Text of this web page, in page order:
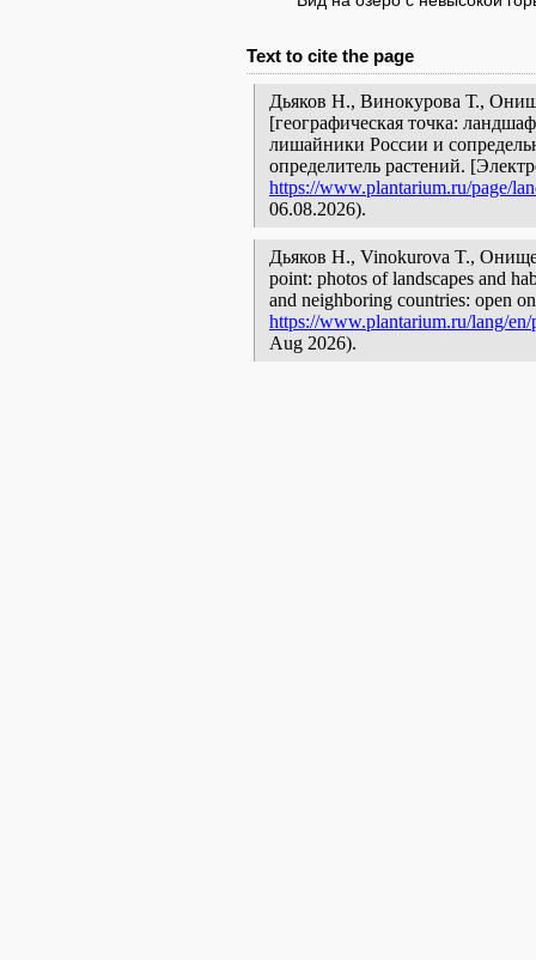
Text to cite the page
Дьяков Н., Винокурова Т.,
[географическая точка:
лишайники России и
определитель растений.
https://www.plantarium.ru/page/
06.08.2026).
Дьяков Н., Vinokurova T.,
point: photos of landscapes and
and neighboring countries: open
https://www.plantarium.ru/lang/
Aug 2026).